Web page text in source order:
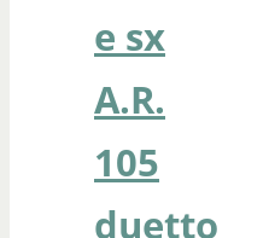
e sx
A.R.
105
duetto